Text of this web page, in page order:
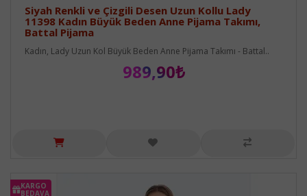
Siyah Renkli ve Çizgili Desen Uzun Kollu Lady
11398 Kadın Büyük Beden Anne Pijama Takımı,
Battal Pijama
Kadın, Lady Uzun Kol Büyük Beden Anne Pijama Takımı - Battal..
989,90₺
KARGO
BEDAVA